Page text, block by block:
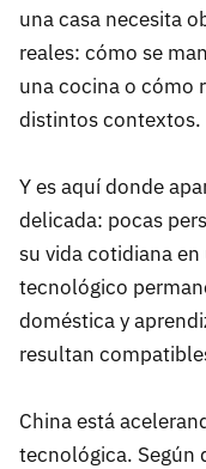
una casa necesita
reales: cómo se
una cocina o cómo
distintos contextos.
Y es aquí donde
delicada: pocas
su vida cotidiana en
tecnológico
doméstica y
resultan
China está
tecnológica. Según